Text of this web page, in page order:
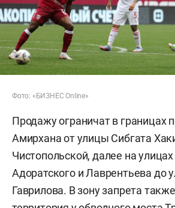
Фото: «БИЗНЕС Online»
Продажу ограничат в границах
Амирхана от улицы Сибгата
Чистопольской, далее на
Адоратского и Лаврентьева до
Гаврилова. В зону запрета